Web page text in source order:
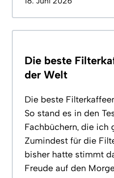
Die beste
der Welt
Die beste
So stand es in den
Fachbüchern, die ich
Zumindest für die
bisher hatte stimmt
Freude auf den